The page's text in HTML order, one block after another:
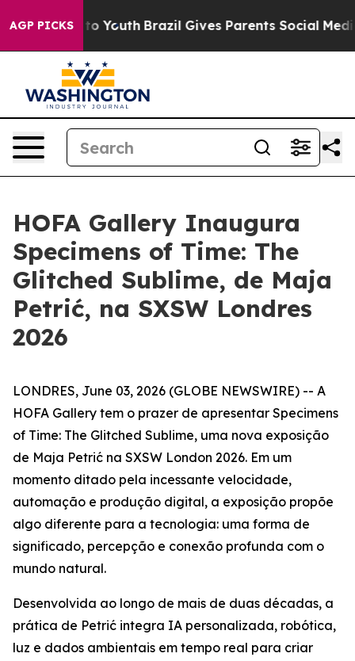
AGP PICKS
Harms to Youth Brazil Gives Parents Social Media
HOFA Gallery Inaugura
Specimens of Time: The
Glitched Sublime, de Maja
Petrić, na SXSW Londres
2026
LONDRES, June 03, 2026 (GLOBE NEWSWIRE) -- A
HOFA Gallery tem o prazer de apresentar Specimens
of Time: The Glitched Sublime, uma nova exposição
de Maja Petrić na SXSW London 2026. Em um
momento ditado pela incessante velocidade,
automação e produção digital, a exposição propõe
algo diferente para a tecnologia: uma forma de
significado, percepção e conexão profunda com o
mundo natural.
Desenvolvida ao longo de mais de duas décadas, a
prática de Petrić integra IA personalizada, robótica,
luz e dados ambientais em tempo real para criar